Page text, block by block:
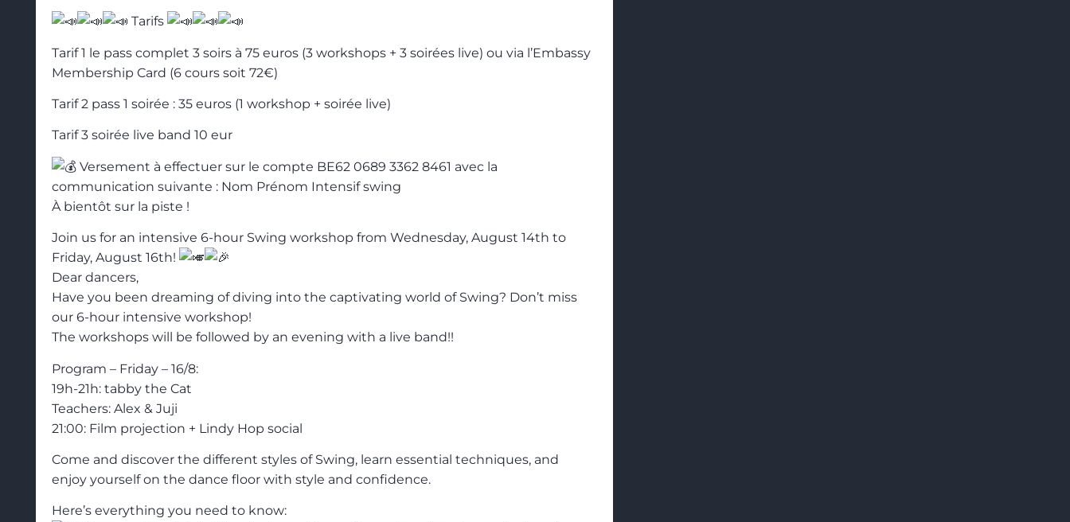
Tarifs
Tarif 1 le pass complet 3 soirs à 75 euros (3 workshops + 3 soirées live) ou via l’Embassy
Membership Card (6 cours soit 72€)
Tarif 2 pass 1 soirée : 35 euros (1 workshop + soirée live)
Tarif 3 soirée live band 10 eur
Versement à effectuer sur le compte BE62 0689 3362 8461 avec la
communication suivante : Nom Prénom Intensif swing
À bientôt sur la piste !
Join us for an intensive 6-hour Swing workshop from Wednesday, August 14th to
Friday, August 16th!
Dear dancers,
Have you been dreaming of diving into the captivating world of Swing? Don’t miss
our 6-hour intensive workshop!
The workshops will be followed by an evening with a live band!!
Program – Friday – 16/8:
19h-21h: tabby the Cat
Teachers: Alex & Juji
21:00: Film projection + Lindy Hop social
Come and discover the different styles of Swing, learn essential techniques, and
enjoy yourself on the dance floor with style and confidence.
Here’s everything you need to know: